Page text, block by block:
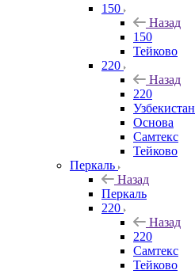
150
Назад
150
Тейково
220
Назад
220
Узбекистан
Основа
Самтекс
Тейково
Перкаль
Назад
Перкаль
220
Назад
220
Самтекс
Тейково